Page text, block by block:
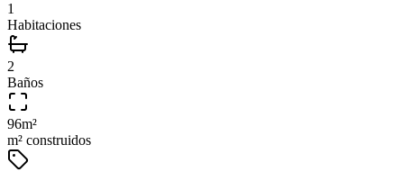
1
Habitaciones
2
Baños
96m²
m² construidos